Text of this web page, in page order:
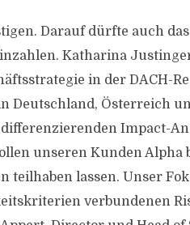
Darauf dürfte auch
Katharina
in der DACH-
Deutschland, Österreich
Impact-
unseren Kunden Alpha
lassen. Unser
verbundenen